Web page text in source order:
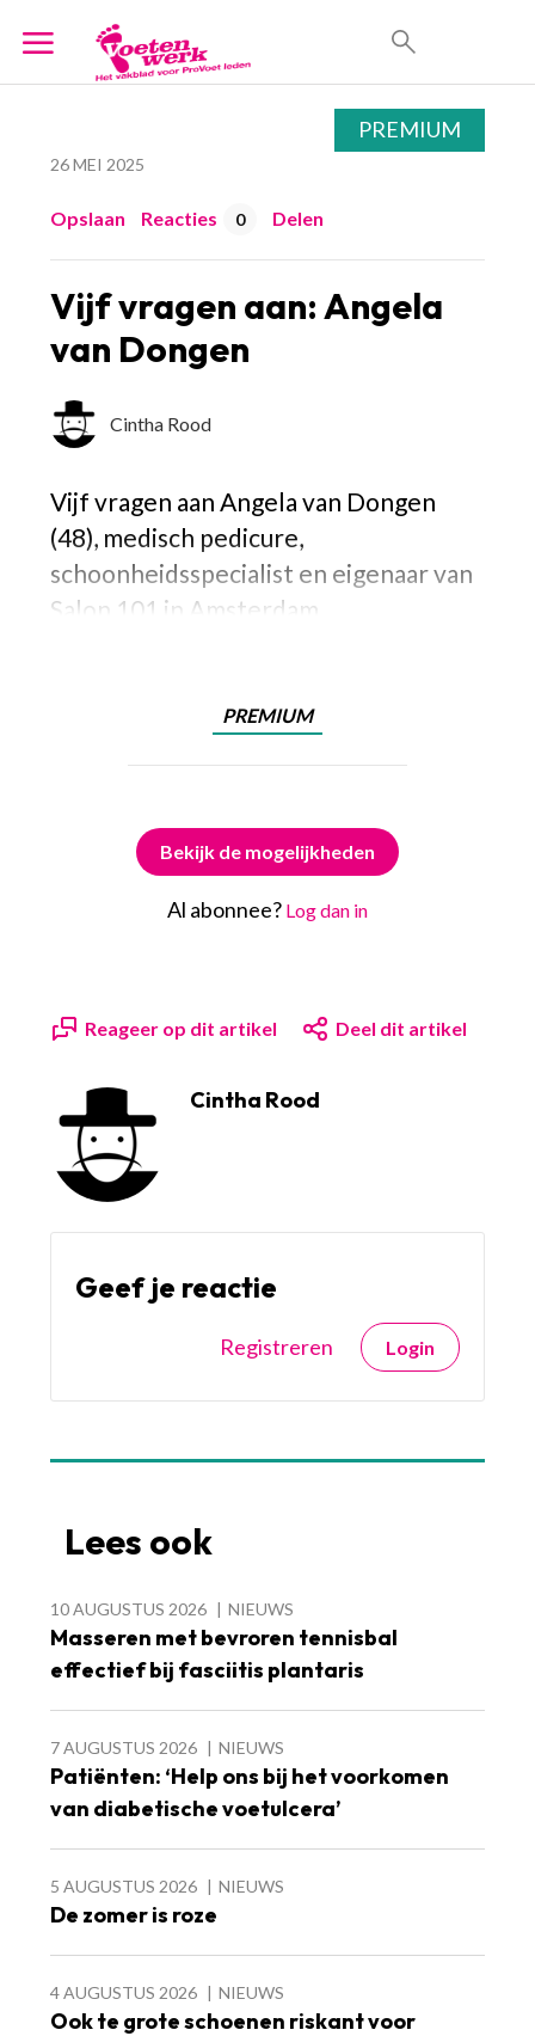
26 MEI 2025
Opslaan Reacties 0 Delen
Vijf vragen aan: Angela
van Dongen
Cintha Rood
Vijf vragen aan Angela van Dongen
(48), medisch pedicure,
schoonheidsspecialist en eigenaar van
Salon 101 in Amsterdam.
PREMIUM
Bekijk de mogelijkheden
Al abonnee? Log dan in
PREMIUM
Reageer op dit artikel Deel dit artikel
Cintha Rood
Geef je reactie
Registreren Login
Lees ook
10 AUGUSTUS 2026 NIEUWS
Masseren met bevroren tennisbal
effectief bij fasciitis plantaris
7 AUGUSTUS 2026 NIEUWS
Patiënten: ‘Help ons bij het voorkomen
van diabetische voetulcera’
5 AUGUSTUS 2026 NIEUWS
De zomer is roze
4 AUGUSTUS 2026 NIEUWS
Ook te grote schoenen riskant voor